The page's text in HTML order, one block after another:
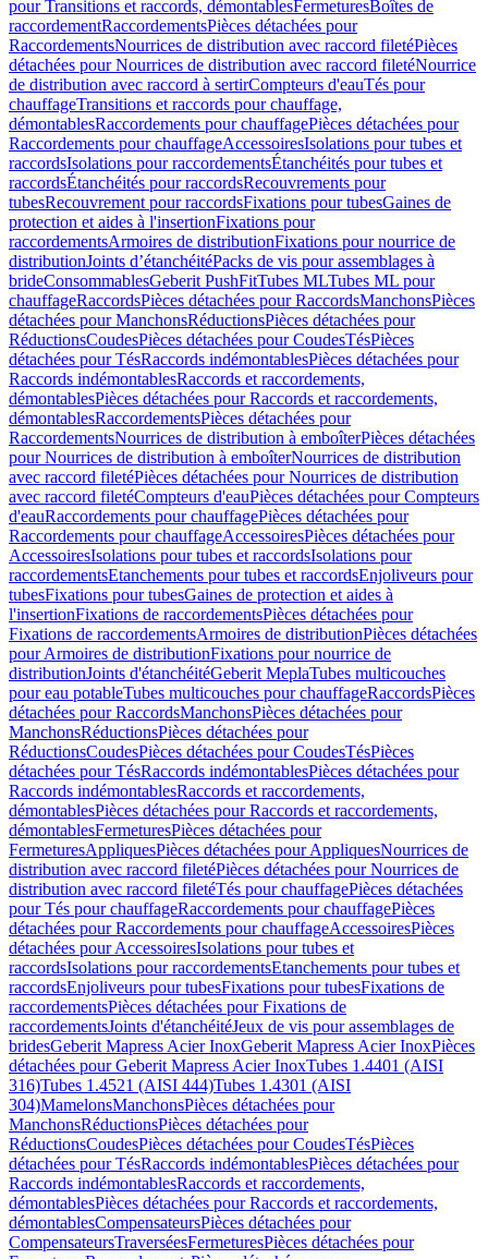
pour Transitions et raccords, démontablesFermeturesBoîtes de
raccordementRaccordementsPièces détachées pour
RaccordementsNourrices de distribution avec raccord filetéPièces
détachées pour Nourrices de distribution avec raccord filetéNourrice
de distribution avec raccord à sertirCompteurs d'eauTés pour
chauffageTransitions et raccords pour chauffage,
démontablesRaccordements pour chauffagePièces détachées pour
Raccordements pour chauffageAccessoiresIsolations pour tubes et
raccordsIsolations pour raccordementsÉtanchéités pour tubes et
raccordsÉtanchéités pour raccordsRecouvrements pour
tubesRecouvrement pour raccordsFixations pour tubesGaines de
protection et aides à l'insertionFixations pour
raccordementsArmoires de distributionFixations pour nourrice de
distributionJoints d’étanchéitéPacks de vis pour assemblages à
brideConsommablesGeberit PushFitTubes MLTubes ML pour
chauffageRaccordsPièces détachées pour RaccordsManchonsPièces
détachées pour ManchonsRéductionsPièces détachées pour
RéductionsCoudesPièces détachées pour CoudesTésPièces
détachées pour TésRaccords indémontablesPièces détachées pour
Raccords indémontablesRaccords et raccordements,
démontablesPièces détachées pour Raccords et raccordements,
démontablesRaccordementsPièces détachées pour
RaccordementsNourrices de distribution à emboîterPièces détachées
pour Nourrices de distribution à emboîterNourrices de distribution
avec raccord filetéPièces détachées pour Nourrices de distribution
avec raccord filetéCompteurs d'eauPièces détachées pour Compteurs
d'eauRaccordements pour chauffagePièces détachées pour
Raccordements pour chauffageAccessoiresPièces détachées pour
AccessoiresIsolations pour tubes et raccordsIsolations pour
raccordementsEtanchements pour tubes et raccordsEnjoliveurs pour
tubesFixations pour tubesGaines de protection et aides à
l'insertionFixations de raccordementsPièces détachées pour
Fixations de raccordementsArmoires de distributionPièces détachées
pour Armoires de distributionFixations pour nourrice de
distributionJoints d'étanchéitéGeberit MeplaTubes multicouches
pour eau potableTubes multicouches pour chauffageRaccordsPièces
détachées pour RaccordsManchonsPièces détachées pour
ManchonsRéductionsPièces détachées pour
RéductionsCoudesPièces détachées pour CoudesTésPièces
détachées pour TésRaccords indémontablesPièces détachées pour
Raccords indémontablesRaccords et raccordements,
démontablesPièces détachées pour Raccords et raccordements,
démontablesFermeturesPièces détachées pour
FermeturesAppliquesPièces détachées pour AppliquesNourrices de
distribution avec raccord filetéPièces détachées pour Nourrices de
distribution avec raccord filetéTés pour chauffagePièces détachées
pour Tés pour chauffageRaccordements pour chauffagePièces
détachées pour Raccordements pour chauffageAccessoiresPièces
détachées pour AccessoiresIsolations pour tubes et
raccordsIsolations pour raccordementsEtanchements pour tubes et
raccordsEnjoliveurs pour tubesFixations pour tubesFixations de
raccordementsPièces détachées pour Fixations de
raccordementsJoints d'étanchéitéJeux de vis pour assemblages de
bridesGeberit Mapress Acier InoxGeberit Mapress Acier InoxPièces
détachées pour Geberit Mapress Acier InoxTubes 1.4401 (AISI
316)Tubes 1.4521 (AISI 444)Tubes 1.4301 (AISI
304)MamelonsManchonsPièces détachées pour
ManchonsRéductionsPièces détachées pour
RéductionsCoudesPièces détachées pour CoudesTésPièces
détachées pour TésRaccords indémontablesPièces détachées pour
Raccords indémontablesRaccords et raccordements,
démontablesPièces détachées pour Raccords et raccordements,
démontablesCompensateursPièces détachées pour
CompensateursTraverséesFermeturesPièces détachées pour